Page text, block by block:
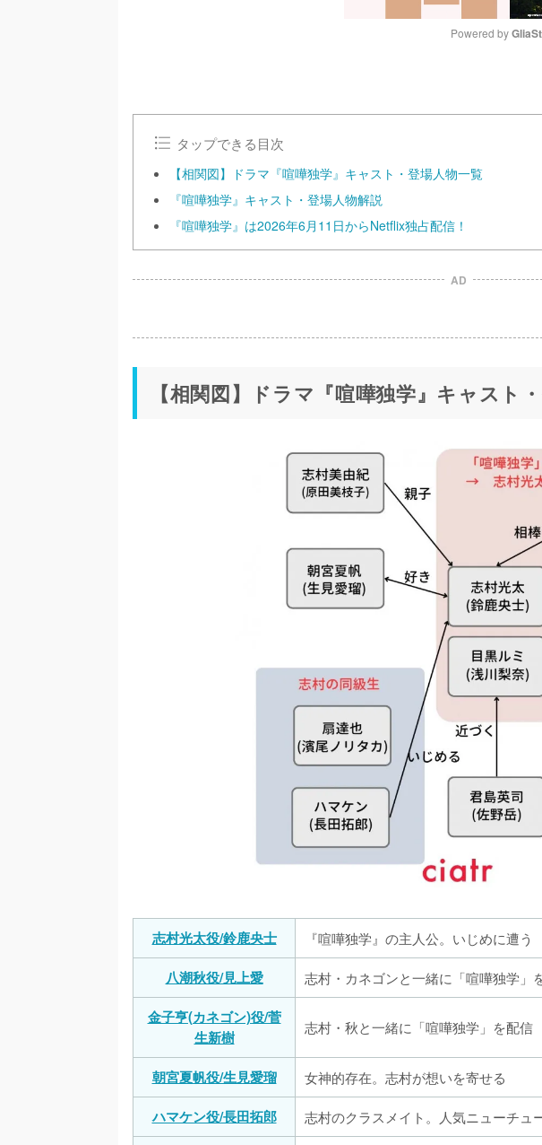
u
Powered by
タップできる目次
【相関図】ドラマ『喧嘩独学』キャスト・登場人物一覧
『喧嘩独学』キャスト・登場人物解説
『喧嘩独学』は2026年6月11日からNetflix独占配信！
AD
【相関図】ドラマ『喧嘩独学』キャスト
志村光太役/鈴鹿央士
『喧嘩独学』の主人公。いじめに遭う
八潮秋役/見上愛
志村・カネゴンと一緒に「喧嘩独学」
金子亨(カネゴン)役/菅
生新樹
志村・秋と一緒に「喧嘩独学」を配信
朝宮夏帆役/生見愛瑠
女神的存在。志村が想いを寄せる
ハマケン役/長田拓郎
志村のクラスメイト。人気ニューチュ